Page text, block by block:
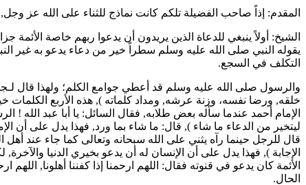
المقدم: إذاً صاحب الفضيلة تلكم كانت نماذج للثناء على الله عز
الشيخ: أولاً ينبغي للدعاة الذين يريدون أن يدعوا ربهم خاصة
يقوله النبي صلى الله عليه وسلم سطراً خير من دعاء يدعو به غير
التكلف في السجع.
والرسول صلى الله عليه وسلم قد أعطي جوامع الكلم؛ ولهذا قال لـ
خلقه, ورضا نفسه، وزنة عرشه, ومداد كلماته ), هذه الأربع الكلمات
الإمام أحمد عندما سأله بعض طلابه, فقال السائل: يا أبا عبد الله !
ليتخير من الدعاء ما شاء ), قال: ما شاء بما ورد, فهذا يدل على أن
قال للرجل حينما رآه يثني على الله سبحانه وتعالى كما جاء عند
الإجابة ), فهذا يدل على أن الإنسان له أن يدعو بخيري الدنيا
الأئمة كان يدعو في قنوته فقال: اللهم ارحمنا إذا كفننا أهلونا,
الحال.